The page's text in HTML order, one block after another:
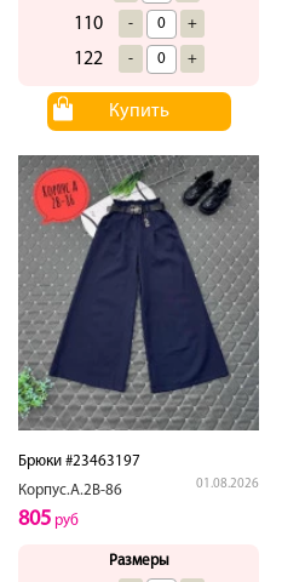
110 - +
122 - +
Купить
Брюки #23463197
Корпус.А.2В-86
01.08.2026
805 руб
Размеры